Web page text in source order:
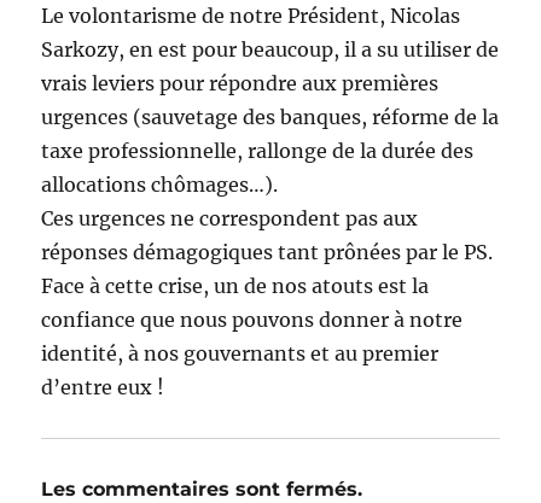
Le volontarisme de notre Président, Nicolas
Sarkozy, en est pour beaucoup, il a su utiliser de
vrais leviers pour répondre aux premières
urgences (sauvetage des banques, réforme de la
taxe professionnelle, rallonge de la durée des
allocations chômages…).
Ces urgences ne correspondent pas aux
réponses démagogiques tant prônées par le PS.
Face à cette crise, un de nos atouts est la
confiance que nous pouvons donner à notre
identité, à nos gouvernants et au premier
d’entre eux !
Les commentaires sont fermés.